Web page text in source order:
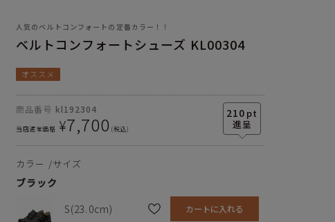
人気のベルトコンフォートの定番カラー！！
ベルトコンフォートシューズ KL00304
オススメ
210 pt
商品番号 kl192304
当店通常価格 ¥7,700 税込
カラー サイズ
ブラック
S(23.0cm)
カートに入れる
生産国
幅
8.7cm 8.7cm 8.9cm
軽量
エイジレス